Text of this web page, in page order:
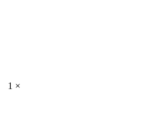
1 ×